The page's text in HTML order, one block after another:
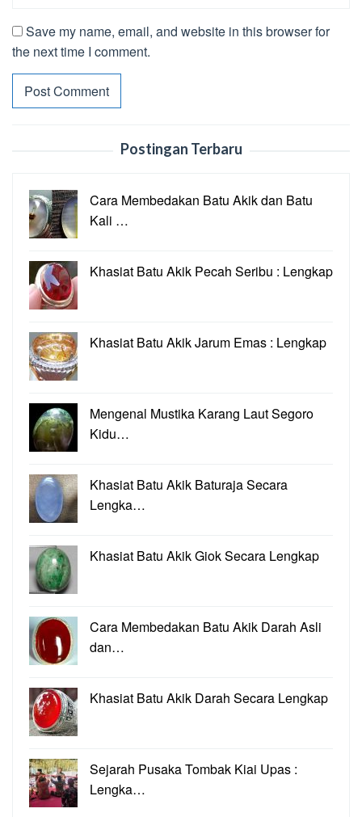
Save my name, email, and website in this browser for
the next time I comment.
Postingan Terbaru
Cara Membedakan Batu Akik dan Batu
Kali …
Khasiat Batu Akik Pecah Seribu : Lengkap
Khasiat Batu Akik Jarum Emas : Lengkap
Mengenal Mustika Karang Laut Segoro
Kidu…
Khasiat Batu Akik Baturaja Secara
Lengka…
Khasiat Batu Akik Giok Secara Lengkap
Cara Membedakan Batu Akik Darah Asli
dan…
Khasiat Batu Akik Darah Secara Lengkap
Sejarah Pusaka Tombak Kiai Upas :
Lengka…